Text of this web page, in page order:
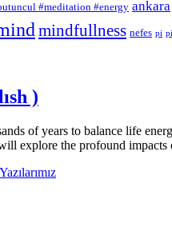
#meditation #energy ankara
mindfullness nefes pi
)
of years to balance life
explore the profound impacts
Yazılarımız